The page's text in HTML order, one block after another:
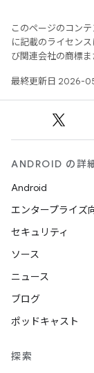
このページのコンテ
に記載のライセン
び関連会社の商標ま
最終更新日 2026-
ANDROID の詳
Android
エンタープライズ
セキュリティ
ソース
ニュース
ブログ
ポッドキャスト
探索